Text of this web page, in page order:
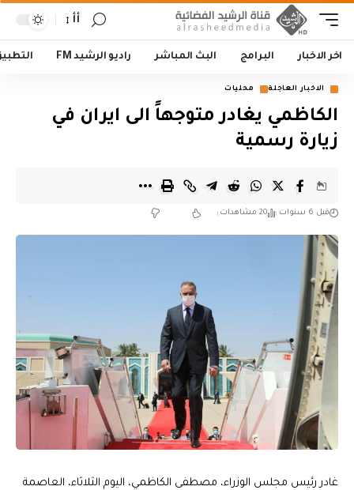
أأ
اخر الاخبار البرامج البث المباشر راديو الرشيد FM
الاخبار العاجلة محليات
الكاظمي يغادر متوجهاً الى ايران في
زيارة رسمية
قبل 6 سنوات 20 مشاهدات
غادر رئيس مجلس الوزراء، مصطفى الكاظمي، اليوم الثلاثاء، العاصمة